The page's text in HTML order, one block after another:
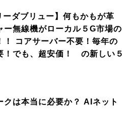
ーダブリュー】何もかもが革
ー無線機がローカル５G市場の
！ コアサーバー不要！毎年の
！でも、超安価！ の新しい５
クは本当に必要か？ AIネット